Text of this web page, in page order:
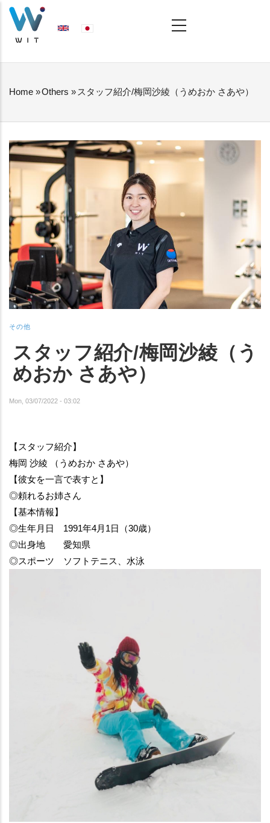
Skip
NAVIGATION
BREADCRUMB
Home »Others » スタッフ紹介/梅岡沙綾（うめおか さあや）
その他
スタッフ紹介/梅岡沙綾（う
めおか さあや）
Mon, 03/07/2022 - 03:02
【スタッフ紹介】
梅岡 沙綾 （うめおか さあや）
【彼女を一言で表すと】
◎頼れるお姉さん
【基本情報】
◎生年月日　1991年4月1日（30歳）
◎出身地　　愛知県
◎スポーツ　ソフトテニス、水泳